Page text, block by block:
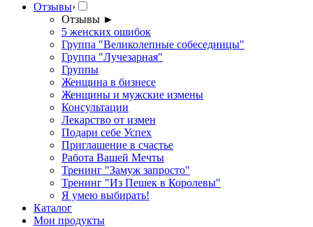
Отзывы›
Отзывы ►
5 женских ошибок
Группа "Великолепные собеседницы"
Группа "Лучезарная"
Группы
Женщина в бизнесе
Женщины и мужские измены
Консультации
Лекарство от измен
Подари себе Успех
Приглашение в счастье
Работа Вашей Мечты
Тренинг "Замуж запросто"
Тренинг "Из Пешек в Королевы"
Я умею выбирать!
Каталог
Мои продукты